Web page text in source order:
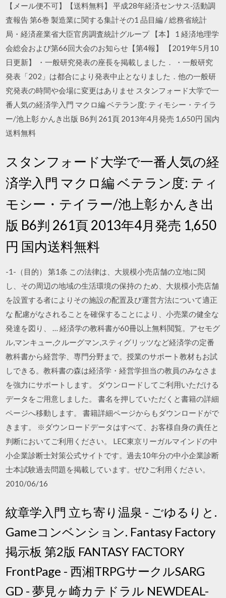
【メール便不可】【送料無料】 平成28年経済センサス‐活動調
査報告 第6巻 製造業に関する集計その1 品目編 / 総務省統計
局・経済産業省大臣官房調査統計グループ 【本】 1 経済地理学
会総会および第66回大会のお知らせ【第4報】 【2019年5月10
日更新】 ・一般研究発表の座長を掲載しました． ・一般研究
発表「202」は都合により発表中止となりました．他の一般研
究発表の時間や会場に変更はありませ スタンフォード大学で一
番人気の経済学入門 マクロ編 ベテラン度: ティモシー・テイラ
ー/池上彰 かんき出版 B6判 261頁 2013年4月発売 1,650円 国内
送料無料
スタンフォード大学で一番人気の経
済学入門 マクロ編 ベテラン度: ティ
モシー・テイラー/池上彰 かんき出
版 B6判 261頁 2013年4月発売 1,650
円 国内送料無料
-1-（目的） 第1条 この法律は、大規模小売店舗の立地に関
し、その周辺の地域の生活環境の保持の ため、大規模小売店舗
を設置する者によりその施設の配置及び運営方法について適正
な 配慮がなされることを確保することにより、小売業の健全な
発達を図り、 … 経済学の教科書が60冊以上無料閲覧。アセモグ
ル,マンキュー,クルーグマン,スティグリッツなど経済学の定番
教科書から経営学、専門分野まで。授業のサポート教材もお試
しできる。教科書の森は経済学・経営学担当の教員のみなさま
を強力にサポートします。 ダウンロードしてご利用いただける
データをご用意しました。 書名を押していただくと書籍の詳細
ページへ移動します。 書籍詳細ページからもダウンロードがで
きます。 ※ダウンロードデータはすべて、お客様自身の責任と
判断においてご利用ください。 LEC東京リーガルマインドの中
小企業診断士対策公式サイトです。過去10年分の中小企業診断
士本試験過去問題を掲載しています。ぜひご利用ください。
2010/06/16
紋章学入門 立ち寄り温泉 - ごゆるりと.
Gameコンベンション. Fantasy Factory
掲示板 第2版 FANTASY FACTORY
FrontPage - 西湘TRPGサークルSARG
GD - 夢見ヶ崎カテドラル NEWDEAL-